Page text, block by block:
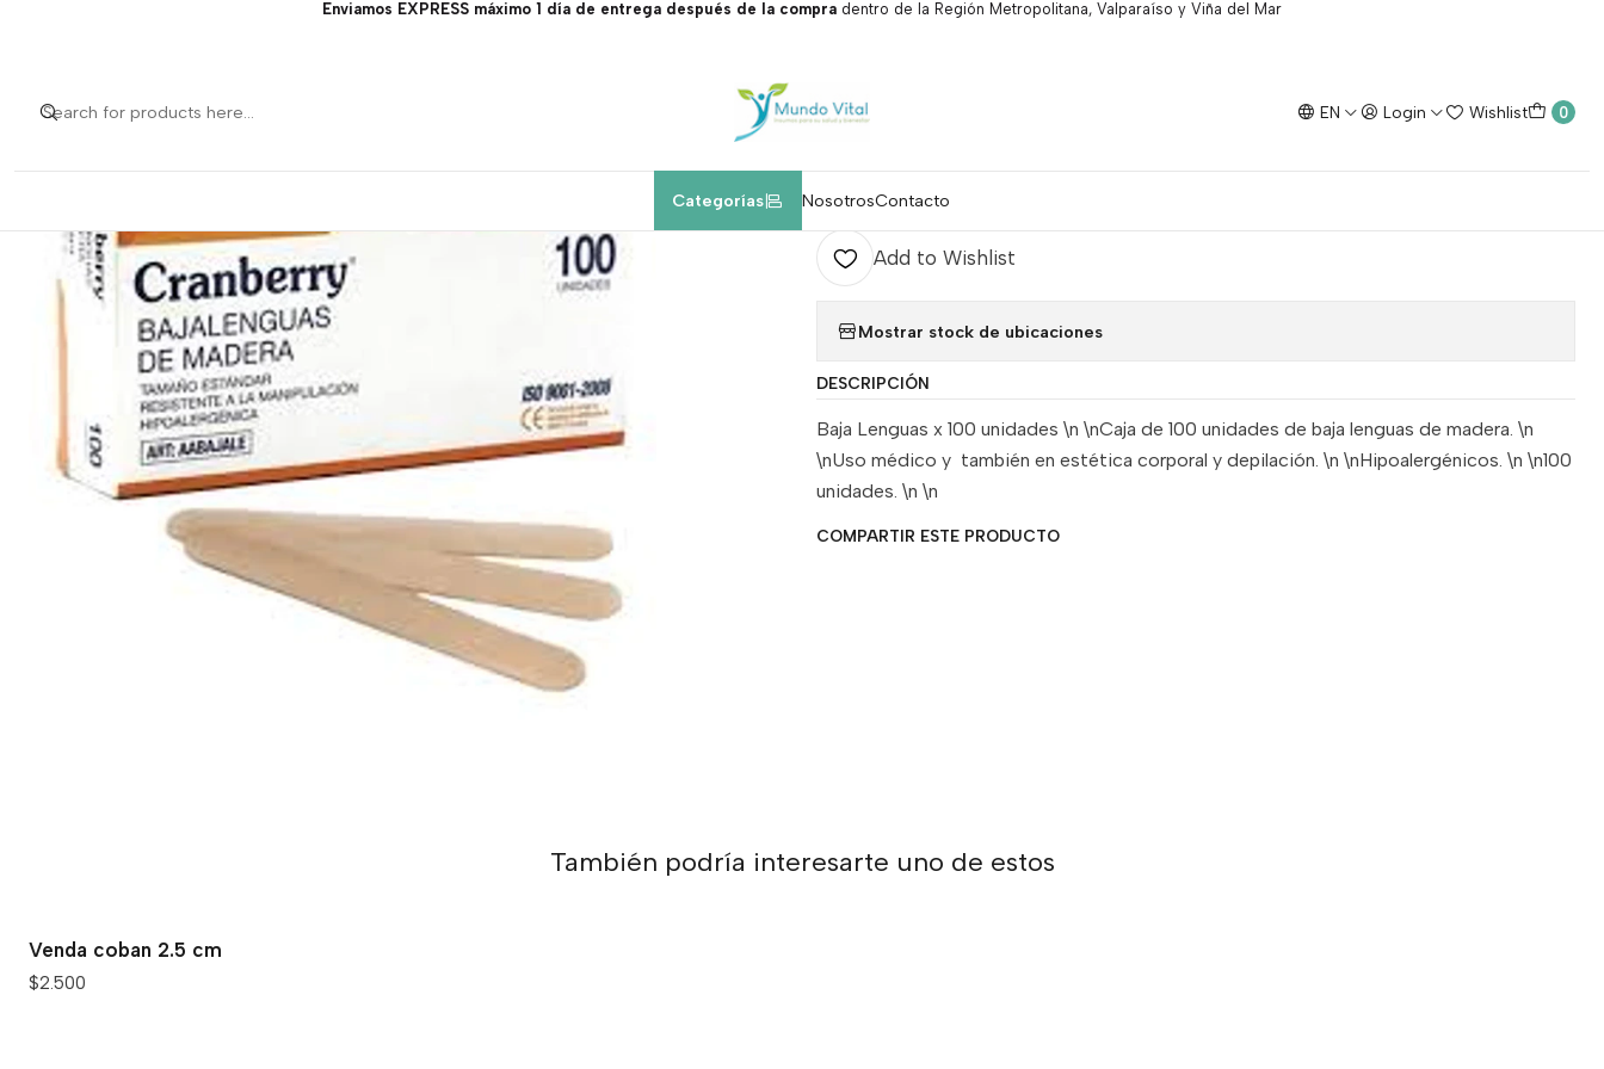
EN Login Wishlist 0
Categorías NosotrosContacto
Enviamos EXPRESS máximo 1 día de entrega después de la compra dentro de la Región Metropolitana, Valparaíso y Viña del Mar
Insumos médicos. Baja Lenguas x 100 unidades
|
Baja Lenguas x 100 unidades
Quantity
Add to Wishlist
Mostrar stock de ubicaciones
DESCRIPCIÓN
Baja Lenguas x 100 unidades \n \nCaja de 100 unidades de baja lenguas de madera. \n
\nUso médico y también en estética corporal y depilación. \n \nHipoalergénicos. \n \n100
unidades. \n \n
COMPARTIR ESTE PRODUCTO
También podría interesarte uno de estos
Venda coban 2.5 cm
$2.500